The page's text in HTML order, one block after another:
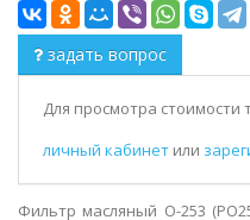
задать вопрос
Для просмотра
личный кабинет или
Фильтр масляный O-253